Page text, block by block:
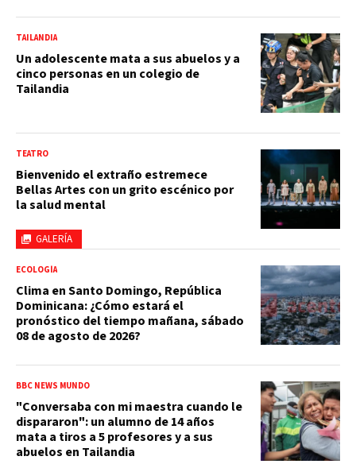
TAILANDIA
Un adolescente mata a sus abuelos y a
cinco personas en un colegio de
Tailandia
GALERÍA
TEATRO
Bienvenido el extraño estremece
Bellas Artes con un grito escénico por
la salud mental
ECOLOGÍA
Clima en Santo Domingo, República
Dominicana: ¿Cómo estará el
pronóstico del tiempo mañana, sábado
08 de agosto de 2026?
BBC NEWS MUNDO
"Conversaba con mi maestra cuando le
dispararon": un alumno de 14 años
mata a tiros a 5 profesores y a sus
abuelos en Tailandia